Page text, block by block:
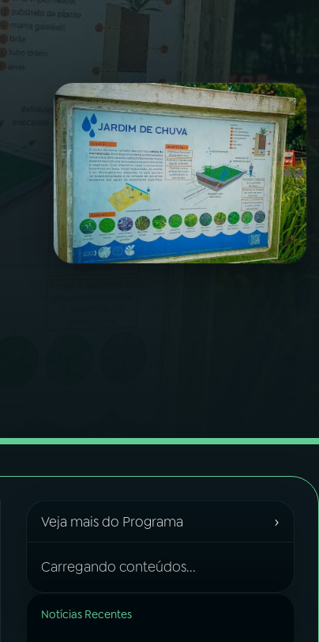
Veja mais do Programa ›
Carregando conteúdos...
Notícias Recentes